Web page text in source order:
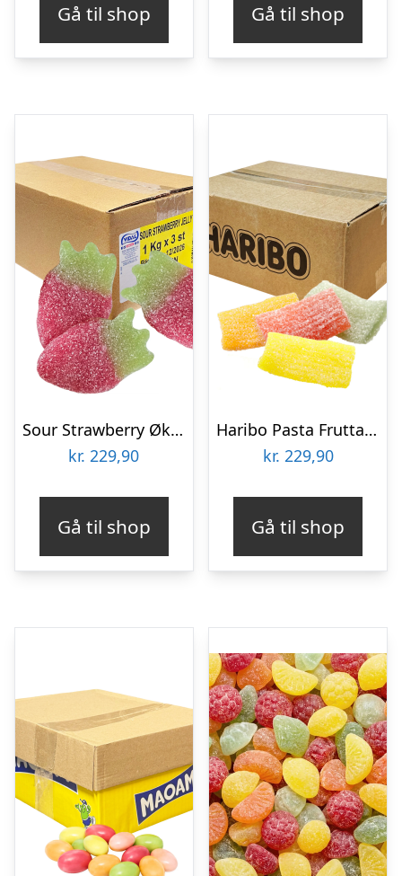
Gå til shop Gå til shop
Sour Strawberry Økonomipakke – 3 kg
kr. 229,90
Gå til shop
Haribo Pasta Frutta Storpak – 3 kg
kr. 229,90
Gå til shop